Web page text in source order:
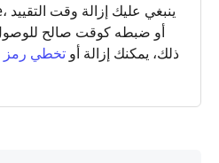
أو ضبطه كوقت صالح للوصول
ذلك، يمكنك إزالة أو تخطي رمز